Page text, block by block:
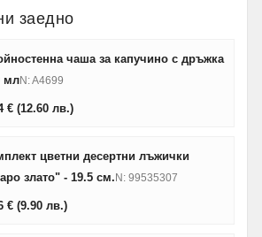
заедно
чаша за капучино с дръжка
млN: A4699
€ (12.60 лв.)
цветни десертни лъжички
злато" - 19.5 см.N: 99535307
€ (9.90 лв.)